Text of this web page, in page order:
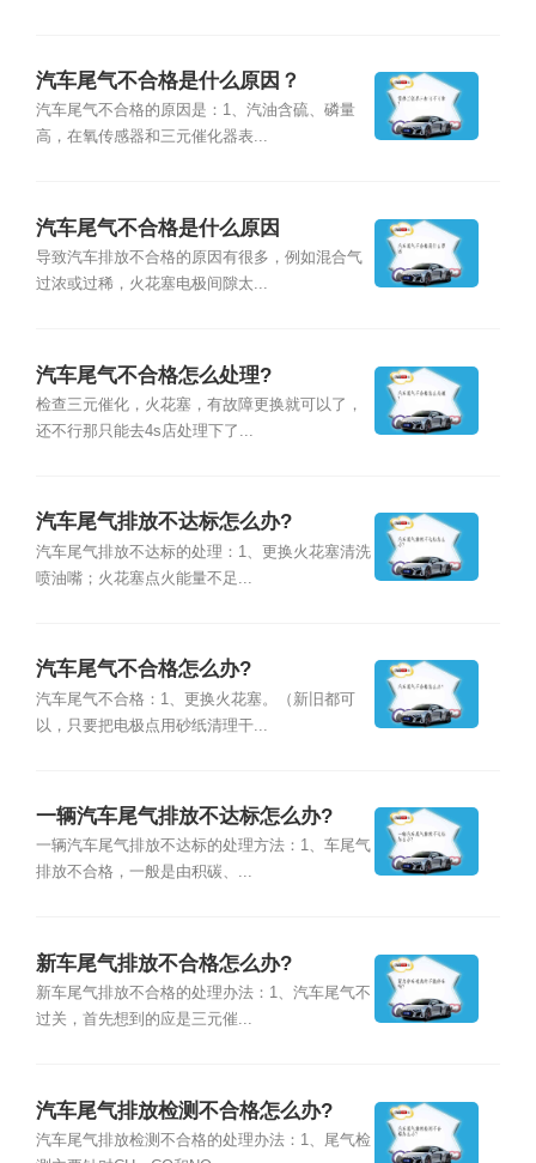
汽车尾气不合格是什么原因？
汽车尾气不合格的原因是：1、汽油含硫、磷量
高，在氧传感器和三元催化器表...
汽车尾气不合格是什么原因
导致汽车排放不合格的原因有很多，例如混合气
过浓或过稀，火花塞电极间隙太...
汽车尾气不合格怎么处理?
检查三元催化，火花塞，有故障更换就可以了，
还不行那只能去4s店处理下了...
汽车尾气排放不达标怎么办?
汽车尾气排放不达标的处理：1、更换火花塞清洗
喷油嘴；火花塞点火能量不足...
汽车尾气不合格怎么办?
汽车尾气不合格：1、更换火花塞。（新旧都可
以，只要把电极点用砂纸清理干...
一辆汽车尾气排放不达标怎么办?
一辆汽车尾气排放不达标的处理方法：1、车尾气
排放不合格，一般是由积碳、...
新车尾气排放不合格怎么办?
新车尾气排放不合格的处理办法：1、汽车尾气不
过关，首先想到的应是三元催...
汽车尾气排放检测不合格怎么办?
汽车尾气排放检测不合格的处理办法：1、尾气检